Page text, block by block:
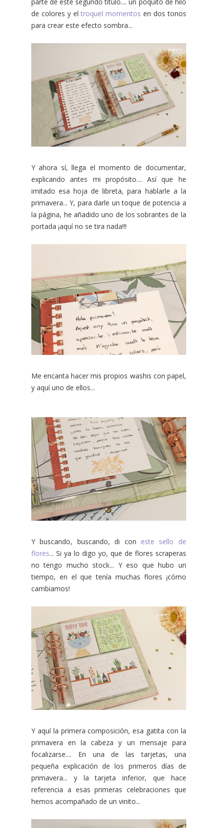
de colores y eltroquel momentos en dos tonos
para crear este efecto sombra...
Y ahora sí, llega el momento de documentar,
explicando antes mi propósito.... Así que he
imitado esa hoja de libreta, para hablarle a la
primavera... Y, para darle un toque de potencia a
la página, he añadido uno de los sobrantes de la
portada ¡aquí no se tira nada!!!
Me encanta hacer mis propios washis con papel,
y aquí uno de ellos...
Y buscando, buscando, di con este sello de
flores... Si ya lo digo yo, que de flores scraperas
no tengo mucho stock... Y eso que hubo un
tiempo, en el que tenía muchas flores ¡cómo
cambiamos!
Y aquí la primera composición, esa gatita con la
primavera en la cabeza y un mensaje para
focalizarse.... En una de las tarjetas, una
pequeña explicación de los primeros días de
primavera... y la tarjeta inferior, que hace
referencia a esas primeras celebraciones que
hemos acompañado de un vinito...